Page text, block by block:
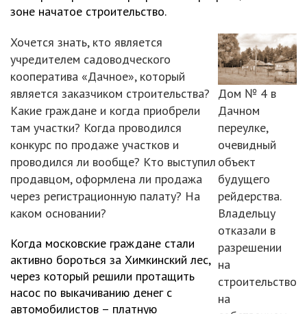
зоне начатое строительство.
Дом № 4 в
Дачном
переулке,
очевидный
объект
будущего
рейдерства.
Владельцу
отказали в
разрешении
на
строительство
на
Хочется знать, кто является
учредителем садоводческого
кооператива «Дачное», который
является заказчиком строительства?
Какие граждане и когда приобрели
там участки? Когда проводился
конкурс по продаже участков и
проводился ли вообще? Кто выступил
продавцом, оформлена ли продажа
через регистрационную палату? На
каком основании?
Когда московские граждане стали
активно бороться за Химкинский лес,
через который решили протащить
насос по выкачиванию денег с
автомобилистов – платную